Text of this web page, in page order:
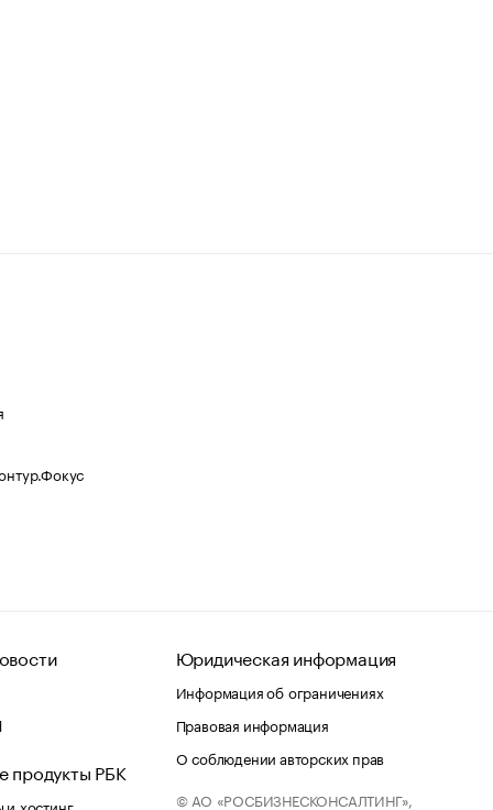
продукты РБК
хостинг
Юридическая информация
Информация об ограничениях
Правовая информация
О соблюдении авторских прав
© АО «РОСБИЗНЕСКОНСАЛТИНГ»,